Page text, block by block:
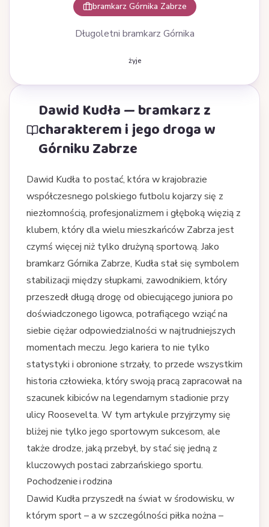
bramkarz Górnika Zabrze
Długoletni bramkarz Górnika
żyje
Dawid Kudła — bramkarz z
charakterem i jego droga w
Górniku Zabrze
Dawid Kudła to postać, która w krajobrazie
współczesnego polskiego futbolu kojarzy się z
niezłomnością, profesjonalizmem i głęboką więzią z
klubem, który dla wielu mieszkańców Zabrza jest
czymś więcej niż tylko drużyną sportową. Jako
bramkarz Górnika Zabrze, Kudła stał się symbolem
stabilizacji między słupkami, zawodnikiem, który
przeszedł długą drogę od obiecującego juniora po
doświadczonego ligowca, potrafiącego wziąć na
siebie ciężar odpowiedzialności w najtrudniejszych
momentach meczu. Jego kariera to nie tylko
statystyki i obronione strzały, to przede wszystkim
historia człowieka, który swoją pracą zapracował na
szacunek kibiców na legendarnym stadionie przy
ulicy Roosevelta. W tym artykule przyjrzymy się
bliżej nie tylko jego sportowym sukcesom, ale
także drodze, jaką przebył, by stać się jedną z
kluczowych postaci zabrzańskiego sportu.
Pochodzenie i rodzina
Dawid Kudła przyszedł na świat w środowisku, w
którym sport – a w szczególności piłka nożna –